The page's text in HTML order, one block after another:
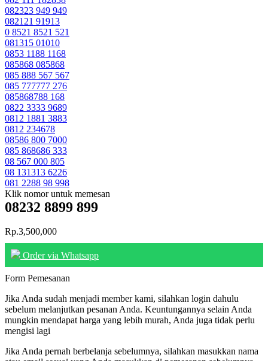
082323 949 949
082121 91913
0 8521 8521 521
081315 01010
0853 1188 1168
085868 085868
085 888 567 567
085 777777 276
085868788 168
0822 3333 9689
0812 1881 3883
0812 234678
08586 800 7000
085 868686 333
08 567 000 805
08 131313 6226
081 2288 98 998
Klik nomor untuk memesan
08232 8899 899
Rp.3,500,000
Order via Whatsapp
Form Pemesanan
Jika Anda sudah menjadi member kami, silahkan login dahulu
sebelum melanjutkan pesanan Anda. Keuntungannya selain Anda
mungkin mendapat harga yang lebih murah, Anda juga tidak perlu
mengisi lagi
Jika Anda pernah berbelanja sebelumnya, silahkan masukkan nama